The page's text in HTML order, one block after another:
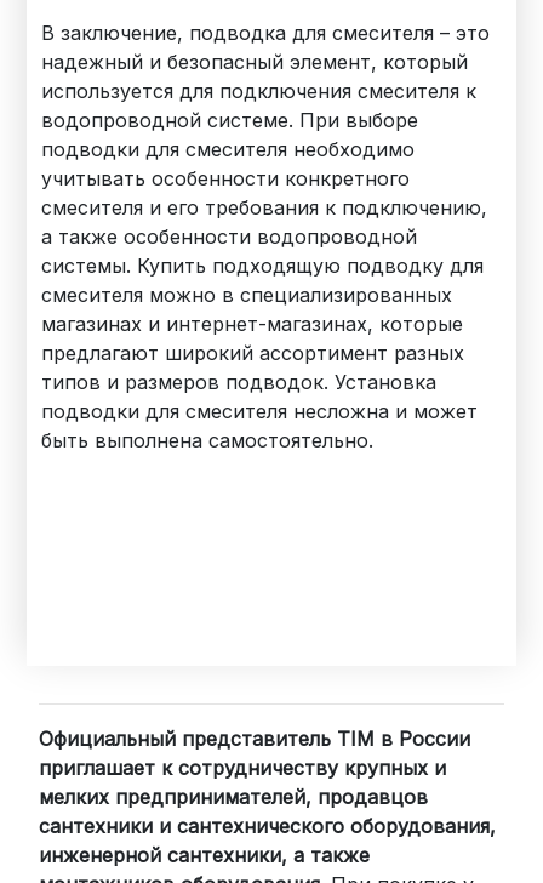
В заключение, подводка для смесителя – это
надежный и безопасный элемент, который
используется для подключения смесителя к
водопроводной системе. При выборе
подводки для смесителя необходимо
учитывать особенности конкретного
смесителя и его требования к подключению,
а также особенности водопроводной
системы. Купить подходящую подводку для
смесителя можно в специализированных
магазинах и интернет-магазинах, которые
предлагают широкий ассортимент разных
типов и размеров подводок. Установка
подводки для смесителя несложна и может
быть выполнена самостоятельно.
Официальный представитель TIM в России
приглашает к сотрудничеству крупных и
мелких предпринимателей, продавцов
сантехники и сантехнического оборудования,
инженерной сантехники, а также